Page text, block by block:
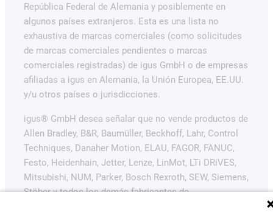
República Federal de Alemania y posiblemente en
algunos países extranjeros. Esta es una lista no
exhaustiva de marcas comerciales (como solicitudes
de marcas comerciales pendientes o marcas
comerciales registradas) de igus GmbH o de empresas
afiliadas a igus en Alemania, la Unión Europea, EE.UU.
y/u otros países o jurisdicciones.
igus® GmbH desea señalar que no vende productos de
Allen Bradley, B&R, Baumüller, Beckhoff, Lahr, Control
Techniques, Danaher Motion, ELAU, FAGOR, FANUC,
Festo, Heidenhain, Jetter, Lenze, LinMot, LTi DRiVES,
Mitsubishi, NUM, Parker, Bosch Rexroth, SEW, Siemens,
Stöber y todos los demás fabricantes de